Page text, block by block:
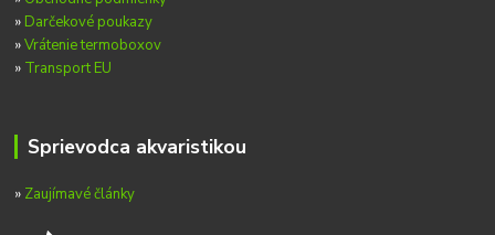
» Darčekové poukazy
»Vrátenie termoboxov
» Transport EU
Sprievodca akvaristikou
» Zaujímavé články